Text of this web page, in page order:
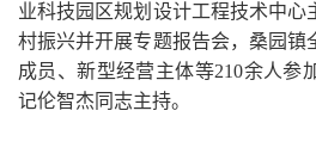
业科技园区规划设计工程技术中心
村振兴并开展专题报告会，桑园镇
成员、新型经营主体等210余人参
记伦智杰同志主持。